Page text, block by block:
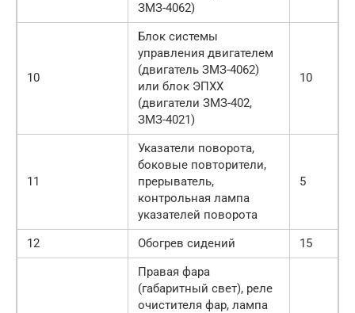
ЗМЗ-4062)
10
Блок системы
управления двигателем
(двигатель ЗМЗ-4062)
или блок ЭПХХ
(двигатели ЗМЗ-402,
ЗМЗ-4021)
10
11
Указатели поворота,
боковые повторители,
прерыватель,
контрольная лампа
указателей поворота
5
12 Обогрев сидений 15
Правая фара
(габаритный свет), реле
очистителя фар, лампа